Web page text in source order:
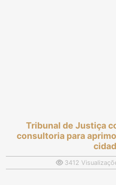
Tribunal de Justiça
consultoria para
3412